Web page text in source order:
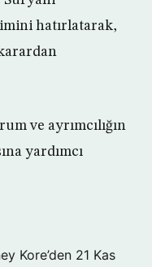
hatırlatarak,
ve ayrımcılığın
yardımcı
Kore’den 21 Kas